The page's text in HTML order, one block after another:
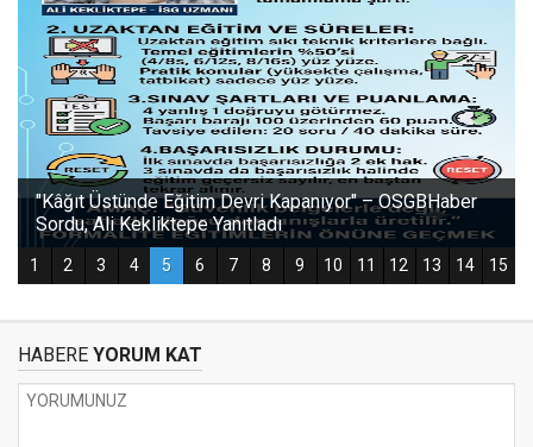
HABERE YORUM KAT